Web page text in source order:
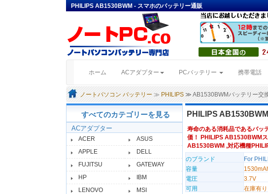
PHILIPS AB1530BWM - スマホのバッテリー通販
ホーム (current)ACアダプター PCバッテリー 携帯電話
ノートパソコン バッテリー ≫ PHILIPS ≫ AB1530BWMバッテリー交
すべてのカテゴリーを見る
ACアダプター
ACER
ASUS
APPLE
DELL
FUJITSU
GATEWAY
HP
IBM
LENOVO
MSI
PHILIPS
寿命のある消耗品であるバッ
価！ PHILIPS AB1530BWM
AB1530BWM ,対応機種
のブランド
For
容量
電圧
3.7V
可用
在庫有り